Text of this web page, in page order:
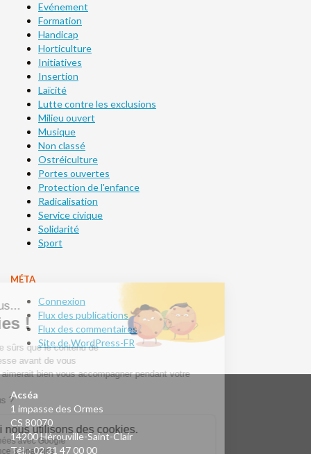
Evénement
Formation
Handicap
Horticulture
Initiatives
Insertion
Laïcité
Lutte contre les exclusions
Milieu ouvert
Musique
Non classé
Ostréiculture
Portes ouvertes
Protection de l'enfance
Radicalisation
Service civique
Solidarité
Sport
MÉTA
Connexion
Flux des publications
Flux des commentaires
Site de WordPress-FR
Acséa
1 impasse des Ormes
CS 80070
14200 Hérouville-Saint-Clair
Tél. : 02 31 47 00 00